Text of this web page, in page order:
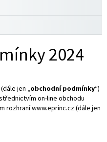
2024
jen „obchodní podmínky“)
on-line obchodu
rozhraní www.eprinc.cz (dále jen